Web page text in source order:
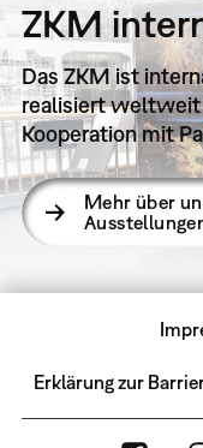
ZKM
Das ZKM ist
realisiert weltweit
Kooperation mit
Mehr über
Erklärung zur